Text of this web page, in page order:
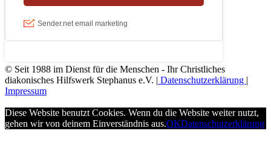
© Seit 1988 im Dienst für die Menschen - Ihr Christliches
diakonisches Hilfswerk Stephanus e.V. | Datenschutzerklärung |
Impressum
Diese Website benutzt Cookies. Wenn du die Website weiter nutzt,
gehen wir von deinem Einverständnis aus.OKDatenschutzerklärung